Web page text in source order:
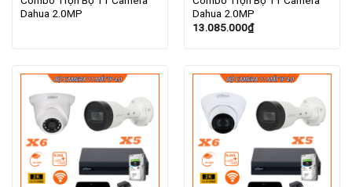
Dahua 2.0MP
Dahua 2.0MP
13.085.000₫